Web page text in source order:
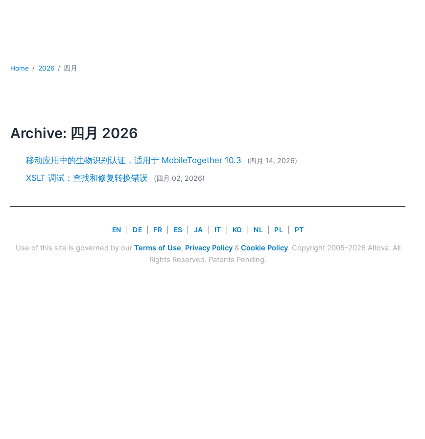
Home 2026 四月
Archive: 四月 2026
移动应用中的生物识别认证，适用于 MobileTogether 10.3 (四月 14, 2026)
XSLT 调试：查找和修复转换错误 (四月 02, 2026)
EN DE FR ES JA IT KO NL PL PT
Use of this site is governed by our Terms of Use, Privacy Policy& Cookie Policy. Copyright 2005-2026 Altova. All
Rights Reserved. Patents Pending.